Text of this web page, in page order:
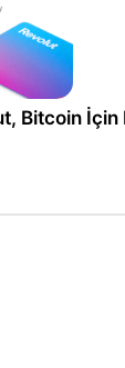
Bitcoin İçin